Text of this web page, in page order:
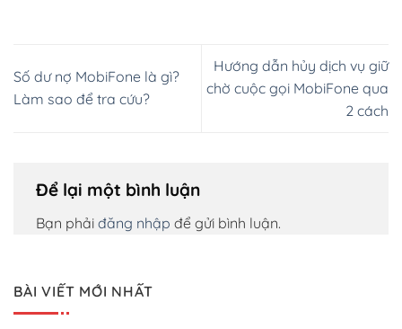
Số dư nợ MobiFone là gì?
Làm sao để tra cứu?
Hướng dẫn hủy dịch vụ giữ
chờ cuộc gọi MobiFone qua
2 cách
Để lại một bình luận
Bạn phải đăng nhập để gửi bình luận.
BÀI VIẾT MỚI NHẤT